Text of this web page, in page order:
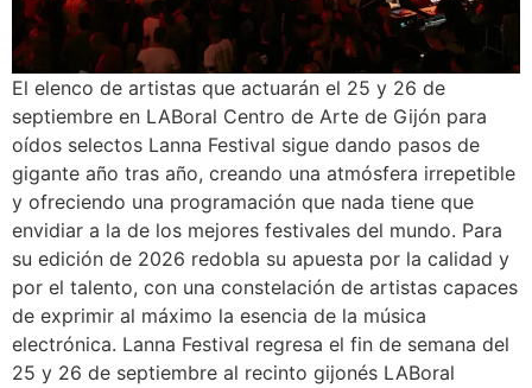
El elenco de artistas que actuarán el 25 y 26 de
septiembre en LABoral Centro de Arte de Gijón para
oídos selectos Lanna Festival sigue dando pasos de
gigante año tras año, creando una atmósfera irrepetible
y ofreciendo una programación que nada tiene que
envidiar a la de los mejores festivales del mundo. Para
su edición de 2026 redobla su apuesta por la calidad y
por el talento, con una constelación de artistas capaces
de exprimir al máximo la esencia de la música
electrónica. Lanna Festival regresa el fin de semana del
25 y 26 de septiembre al recinto gijonés LABoral